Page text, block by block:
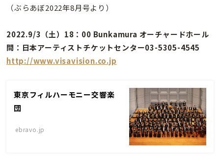
（ぶらあぼ2022年8月号より）
2022.9/3（土）18：00 Bunkamura オーチャードホール
問：日本アーティストチケットセンター03-5305-4545
http://www.visavision.co.jp
東京フィルハーモニー交響楽
団
ebravo.jp